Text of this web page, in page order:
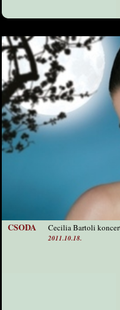
CSODA Cecilia Bartoli
2011.10.18.